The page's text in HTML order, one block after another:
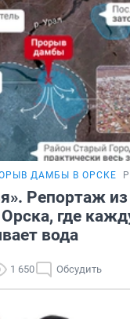
ДАМБЫ В ОРСКЕ
Репортаж из
Орска, где
вода
1 650 Обсудить